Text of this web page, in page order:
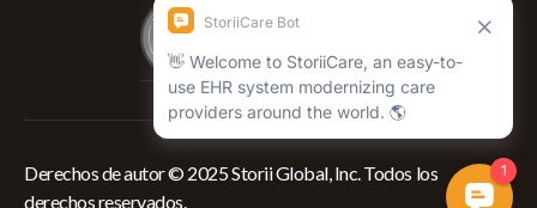
Derechos de autor © 2025 Storii Global, Inc. Todos los
derechos reservados.